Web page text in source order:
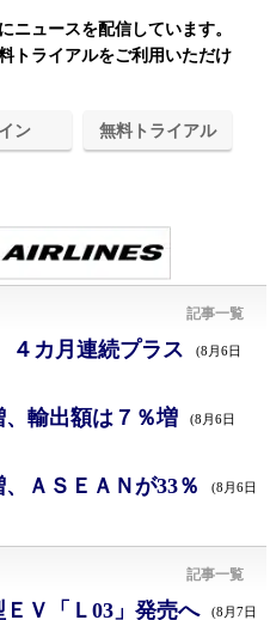
ュースを配信しています。
トライアルをご利用いただけ
ン 無料トライアル
記事一覧
４カ月連続プラス (8月6日
、輸出額は７％増 (8月6日
ＡＳＥＡＮが33％ (8月6日
記事一覧
Ｖ「Ｌ03」発売へ (8月7日